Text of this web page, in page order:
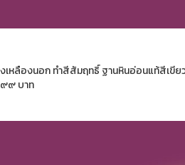
เหลืองนอก ทำสีสัมฤทธิ์ ฐานหินอ่อนแท้สีเขี
๙ บาท